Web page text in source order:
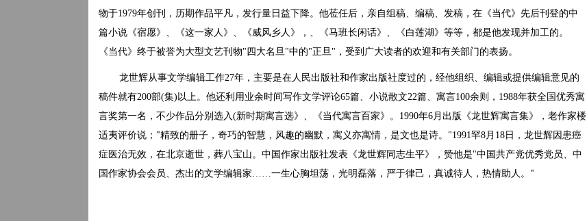
物于1979年创刊，历期作品平凡，发行量日益下降。他莅任后，亲自组稿、编稿、发稿，在《当代》先后刊登的中
篇小说《宿愿》、《这一家人》、《威风乡人》，、《马班长闲话》、《白莲湖》等等，都是他发现并加工的。
《当代》终于被誉为大型文艺刊物"四大名旦"中的"正旦"，受到广大读者的欢迎和有关部门的表扬。
龙世辉从事文学编辑工作27年，主要是在人民出版社和作家出版社度过的，经他组织、编辑或提供编辑意见的
稿件就有200部(集)以上。他还利用业余时间写作文学评论65篇、小说散文22篇、寓言100余则，1988年获全国优秀寓
言奖第一名，不少作品分别选入(新时期寓言选》、《当代寓言百家》。1990年6月出版《龙世辉寓言集》，老作家楼
适夷评价说；"精致的册子，奇巧的智慧，风趣的幽默，寓义亦寓情，是文也是诗。"1991罕8月18日，龙世辉因患癌
症医治无效，在北京逝世，葬八宝山。中国作家出版社发表《龙世辉同志生平》，赞他是"中国共产党优秀党员、中
国作家协会会员、杰出的文学编辑家……一生心胸坦荡，光明磊落，严于律己，真诚待人，热情助人。"